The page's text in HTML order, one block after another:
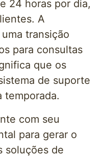
24 horas por dia,
A
transição
para consultas
que os
de suporte
temporada.
com seu
para gerar o
soluções de